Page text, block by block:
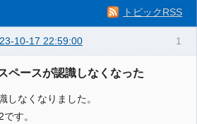
トピックRSS
1
10-17 22:59:00
ペースが認識しなくなった
しなくなりました。
す。